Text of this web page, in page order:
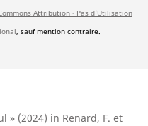
Attribution - Pas d'Utilisation
, sauf mention contraire.
» (2024) in Renard, F. et